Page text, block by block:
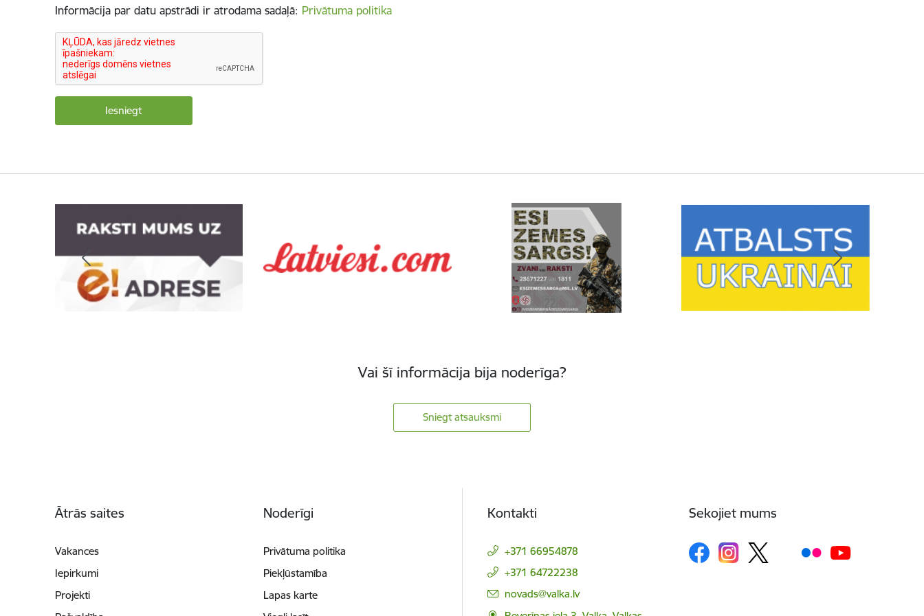
Informācija par datu apstrādi ir atrodama sadaļā: Privātuma politika
Vai šī informācija bija noderīga?
Sniegt atsauksmi
Ātrās saites
Vakances
Iepirkumi
Projekti
Noderīgi
Privātuma politika
Piekļūstamība
Lapas karte
Kontakti
+371 66954878
+371 64722238
E-pasts:
novads@valka.lv
Sekojiet mums